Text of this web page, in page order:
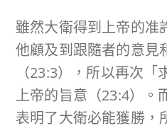
雖然大衛得到上帝的准
他顧及到跟隨者的意見
（23:3），所以再次「
上帝的旨意（23:4）。
表明了大衛必能獲勝，